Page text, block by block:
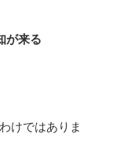
が来る
けではありま